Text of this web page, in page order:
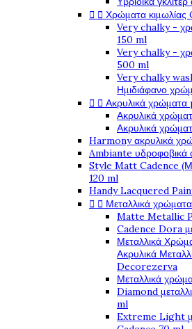
  Χρώματα κιμωλίας
Very chalky -
150 ml
Very chalky -
500 ml
Very chalky
Ημιδιάφανο
  Ακρυλικά
Ακρυλικά
Ακρυλικά
Harmony ακρυλικά
Ambiante υδροφοβικά
Style Matt Cadence
120 ml
Handy Lacquered
  Μεταλλικά
Matte Metallic
Cadence Dora
Μεταλλικά
Ακρυλικά
Decorezerva
Μεταλλικά
Diamond
ml
Extreme Light